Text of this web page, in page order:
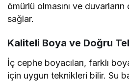
ömürlü olmasını ve
sağlar.
Kaliteli Boya ve Doğru
İç cephe boyacıları, farklı
için uygun teknikleri bilir. Su